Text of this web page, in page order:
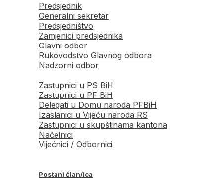
Predsjednik
Generalni sekretar
Predsjedništvo
Zamjenici predsjednika
Glavni odbor
Rukovodstvo Glavnog odbora
Nadzorni odbor
Zastupnici u PS BiH
Zastupnici u PF BiH
Delegati u Domu naroda PFBiH
Izaslanici u Vijeću naroda RS
Zastupnici u skupštinama kantona
Načelnici
Vijećnici / Odbornici
Postani član/ica